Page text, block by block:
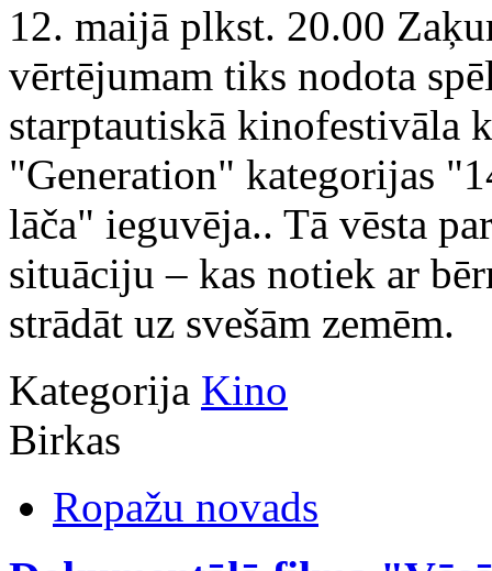
12. maijā plkst. 20.00
vērtējumam tiks nodota
starptautiskā kinofestivāla
"Generation" kategorijas
lāča" ieguvēja.. Tā vēsta
situāciju – kas notiek ar
strādāt uz svešām zemēm.
Kategorija Kino
Birkas
Ropažu novads